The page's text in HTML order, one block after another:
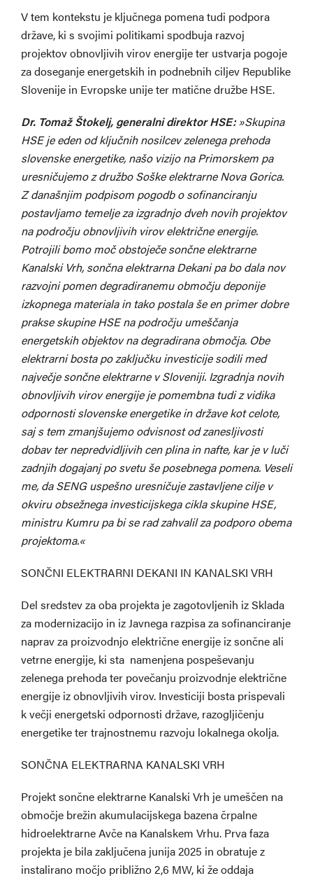
V tem kontekstu je ključnega pomena tudi podpora
države, ki s svojimi politikami spodbuja razvoj
projektov obnovljivih virov energije ter ustvarja pogoje
za doseganje energetskih in podnebnih ciljev Republike
Slovenije in Evropske unije ter matične družbe HSE.
Dr. Tomaž Štokelj, generalni direktor HSE:»Skupina
HSE je eden od ključnih nosilcev zelenega prehoda
slovenske energetike, našo vizijo na Primorskem pa
uresničujemo z družbo Soške elektrarne Nova Gorica.
Z današnjim podpisom pogodb o sofinanciranju
postavljamo temelje za izgradnjo dveh novih projektov
na področju obnovljivih virov električne energije.
Potrojili bomo moč obstoječe sončne elektrarne
Kanalski Vrh, sončna elektrarna Dekani pa bo dala nov
razvojni pomen degradiranemu območju deponije
izkopnega materiala in tako postala še en primer dobre
prakse skupine HSE na področju umeščanja
energetskih objektov na degradirana območja. Obe
elektrarni bosta po zaključku investicije sodili med
največje sončne elektrarne v Sloveniji. Izgradnja novih
obnovljivih virov energije je pomembna tudi z vidika
odpornosti slovenske energetike in države kot celote,
saj s tem zmanjšujemo odvisnost od zanesljivosti
dobav ter nepredvidljivih cen plina in nafte, kar je v luči
zadnjih dogajanj po svetu še posebnega pomena. Veseli
me, da SENG uspešno uresničuje zastavljene cilje v
okviru obsežnega investicijskega cikla skupine HSE,
ministru Kumru pa bi se rad zahvalil za podporo obema
projektoma.«
SONČNI ELEKTRARNI DEKANI IN KANALSKI VRH
Del sredstev za oba projekta je zagotovljenih iz Sklada
za modernizacijo in iz Javnega razpisa za sofinanciranje
naprav za proizvodnjo električne energije iz sončne ali
vetrne energije, ki sta namenjena pospeševanju
zelenega prehoda ter povečanju proizvodnje električne
energije iz obnovljivih virov. Investiciji bosta prispevali
k večji energetski odpornosti države, razogljičenju
energetike ter trajnostnemu razvoju lokalnega okolja.
SONČNA ELEKTRARNA KANALSKI VRH
Projekt sončne elektrarne Kanalski Vrh je umeščen na
območje brežin akumulacijskega bazena črpalne
hidroelektrarne Avče na Kanalskem Vrhu. Prva faza
projekta je bila zaključena junija 2025 in obratuje z
instalirano močjo približno 2,6 MW, ki že oddaja